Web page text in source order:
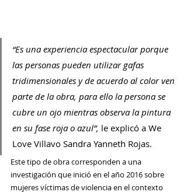
“Es una experiencia espectacular porque
las personas pueden utilizar gafas
tridimensionales y de acuerdo al color ven
parte de la obra, para ello la persona se
cubre un ojo mientras observa la pintura
en su fase roja o azul”, le explicó a We
Love Villavo Sandra Yanneth Rojas.
Este tipo de obra corresponden a una
investigación que inició en el año 2016 sobre
mujeres víctimas de violencia en el contexto